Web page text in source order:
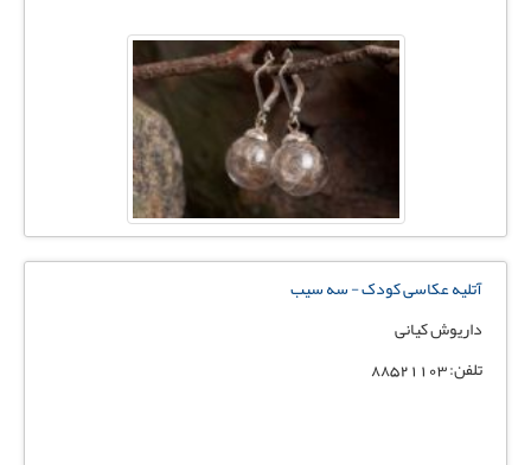
آتلیه عکاسی کودک - سه سیب
داریوش کیانی
تلفن: 88521103